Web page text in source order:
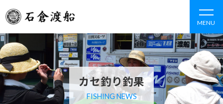
MENU
カセ釣り釣果
FISHING NEWS